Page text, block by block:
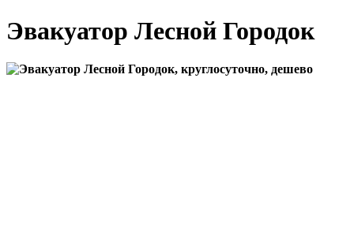
Эвакуатор Лесной Городок